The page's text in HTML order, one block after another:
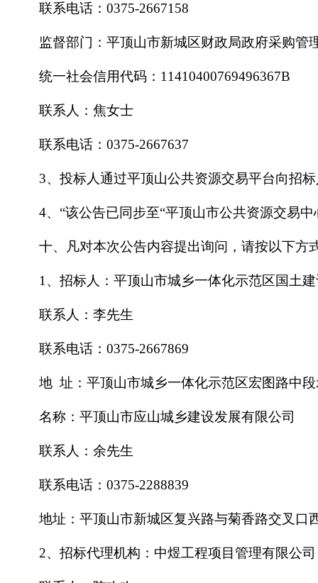
联系电话： 0375-2667158
监督部门：平顶山市新城区财政局政府采购管
统一社会信用代码： 11410400769496367B
联系人：焦女士
联系电话： 0375-2667637
3、投标人通过平顶山公共资源交易平台向招
4、“该公告已同步至“平顶山市公共资源交易
十、凡对本次公告内容提出询问，请按以下方
1、招标人：平顶山市城乡一体化示范区国土
联系人：李先生
联系电话： 0375-2667869
地 址：平顶山市城乡一体化示范区宏图路中
名称：平顶山市应山城乡建设发展有限公司
联系人：余先生
联系电话： 0375-2288839
地址：平顶山市新城区复兴路与菊香路交叉口
2、招标代理机构：中煜工程项目管理有限公司